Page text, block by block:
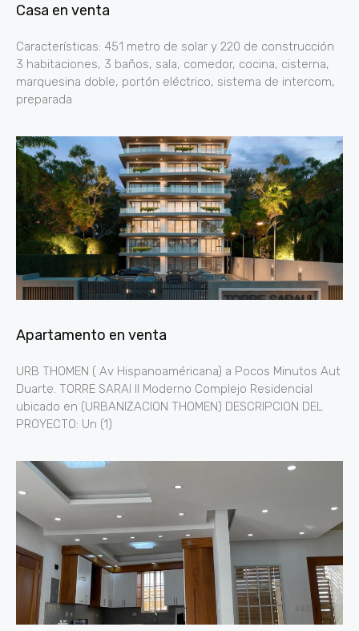
Casa en venta
Características: 451 metro de solar y 220 de construcción
3 habitaciones, 3 baños, sala, comedor, cocina, cisterna,
marquesina doble, portón eléctrico, sistema de intercom,
preparada
Apartamento en venta
URB THOMEN ( Av Hispanoaméricana) a Pocos Minutos Aut
Duarte. TORRE SARAI II Moderno Complejo Residencial
ubicado en (URBANIZACION THOMEN) DESCRIPCION DEL
PROYECTO: Un (1)